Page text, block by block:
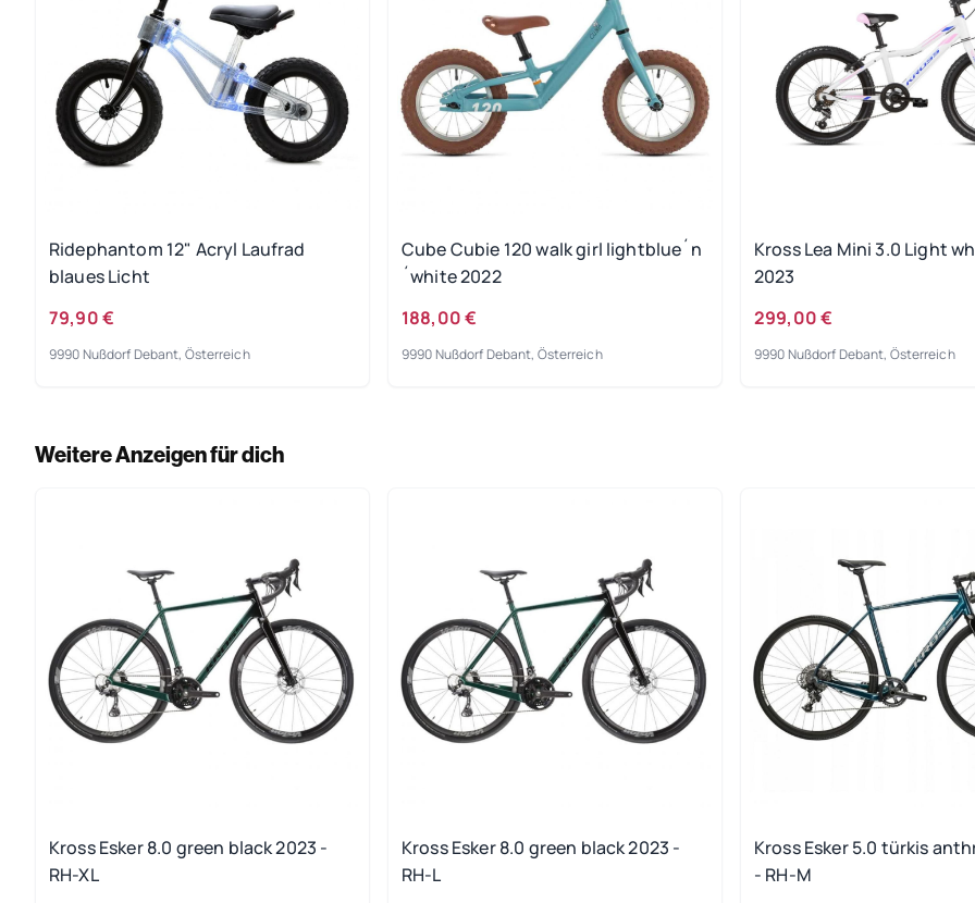
Ridephantom 12" Acryl Laufrad
blaues Licht
79,90 €
9990 Nußdorf Debant, Österreich
Cube Cubie 120 walk girl lightblue´n
´white 2022
188,00 €
9990 Nußdorf Debant, Österreich
Kross Lea Mini 3.0 Light
2023
299,00 €
9990 Nußdorf Debant, Österreich
Weitere Anzeigen für dich
Kross Esker 8.0 green black 2023 -
RH-XL
Kross Esker 8.0 green black 2023 -
RH-L
Kross Esker 5.0 türkis
- RH-M